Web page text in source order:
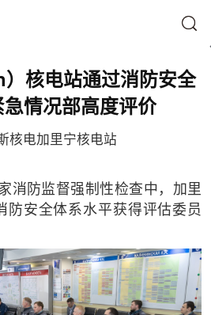
核电站通过消防安全
情况部高度评价
核电加里宁核电站
消防监督强制性检查中，加里
防安全体系水平获得评估委员